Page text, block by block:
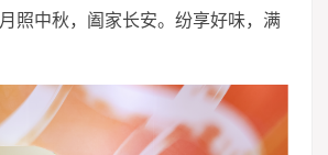
月照中秋，阖家长安。纷享好味，满